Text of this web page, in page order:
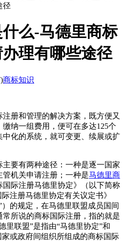
径
么-马德里商标
理有哪些途径
商标知识
册和管理的解决方案，既方便又
纳一组费用，便可在多达125个
化的系统，就可变更、续展或扩
要有两种途径：一种是逐一国家
机关申请注册；一种是马德里商
国际注册马德里协定》（以下简称
注册马德里协定有关议定书》
）的规定，在马德里联盟成员国间
所说的商标国际注册，指的就是
里联盟”是指由“马德里协定”和
或政府间组织所组成的商标国际